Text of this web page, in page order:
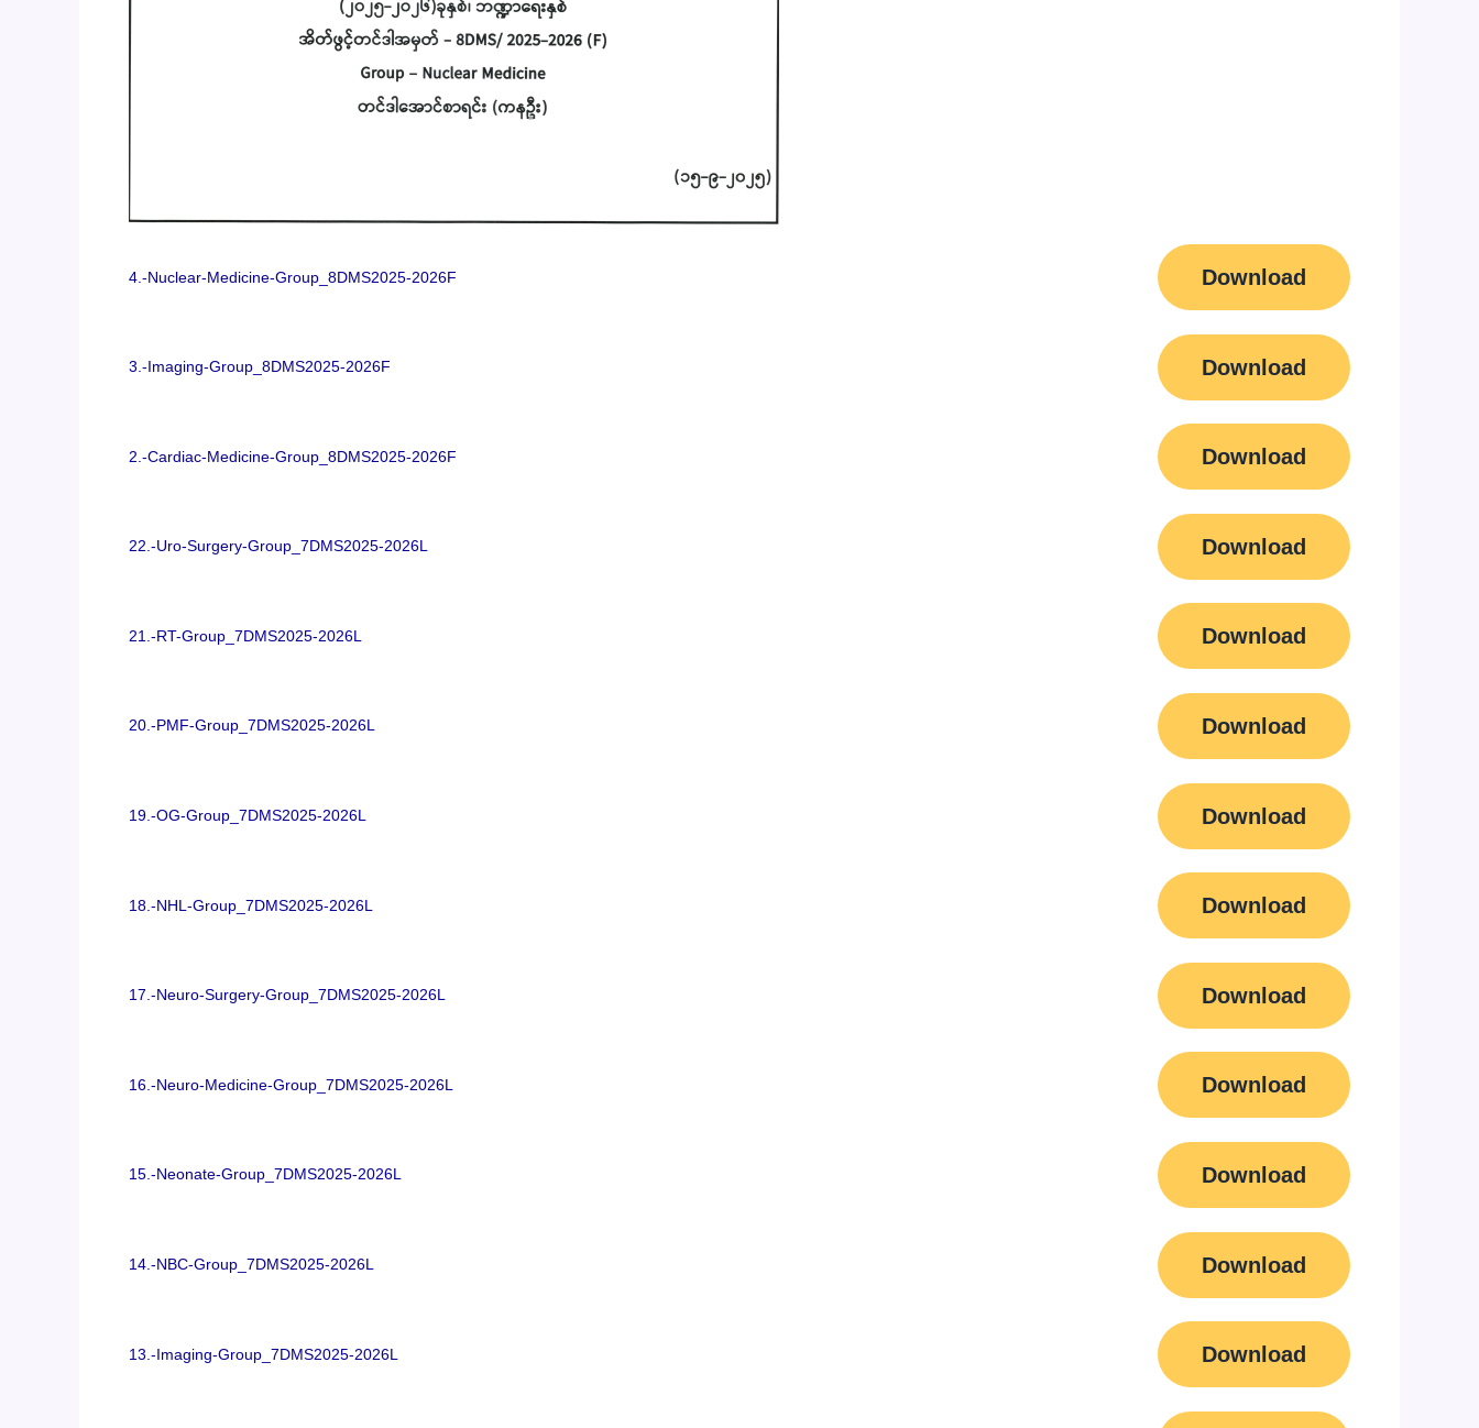
4.-Nuclear-Medicine-Group_8DMS2025-2026F Download
3.-Imaging-Group_8DMS2025-2026F Download
2.-Cardiac-Medicine-Group_8DMS2025-2026F Download
22.-Uro-Surgery-Group_7DMS2025-2026L Download
21.-RT-Group_7DMS2025-2026L Download
20.-PMF-Group_7DMS2025-2026L Download
19.-OG-Group_7DMS2025-2026L Download
18.-NHL-Group_7DMS2025-2026L Download
17.-Neuro-Surgery-Group_7DMS2025-2026L Download
16.-Neuro-Medicine-Group_7DMS2025-2026L Download
15.-Neonate-Group_7DMS2025-2026L Download
14.-NBC-Group_7DMS2025-2026L Download
13.-Imaging-Group_7DMS2025-2026L Download